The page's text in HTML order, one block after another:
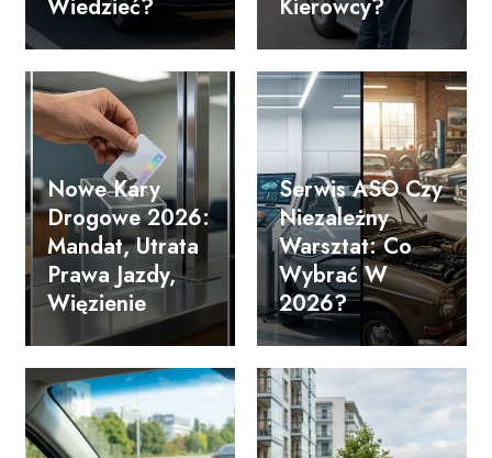
Wiedzieć?
Kierowcy?
Nowe Kary
Drogowe 2026:
Mandat, Utrata
Prawa Jazdy,
Więzienie
Serwis ASO Czy
Niezależny
Warsztat: Co
Wybrać W
2026?